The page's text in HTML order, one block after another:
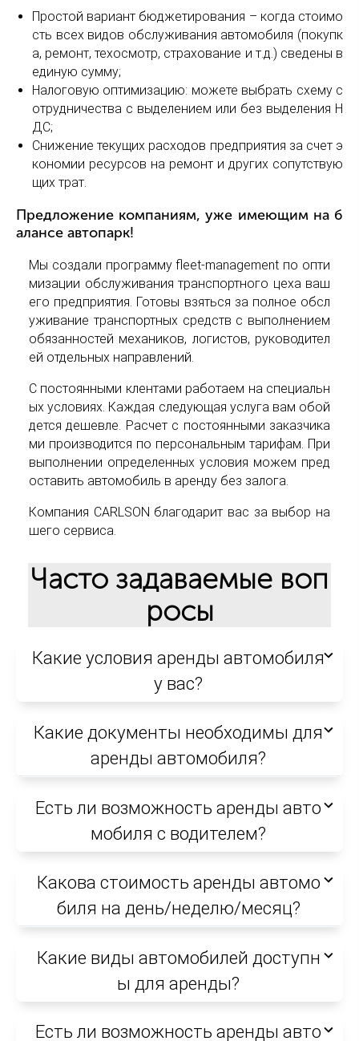
Простой вариант бюджетирования – когда стоимо
сть всех видов обслуживания автомобиля (покупк
а, ремонт, техосмотр, страхование и т.д.) сведены в
единую сумму;
Налоговую оптимизацию: можете выбрать схему с
отрудничества с выделением или без выделения Н
ДС;
Снижение текущих расходов предприятия за счет э
кономии ресурсов на ремонт и других сопутствую
щих трат.
Предложение компаниям, уже имеющим на б
алансе автопарк!
Мы создали программу fleet-management по опти
мизации обслуживания транспортного цеха ваш
его предприятия. Готовы взяться за полное обсл
уживание транспортных средств с выполнением
обязанностей механиков, логистов, руководител
ей отдельных направлений.
С постоянными клентами работаем на специальн
ых условиях. Каждая следующая услуга вам обой
дется дешевле. Расчет с постоянными заказчика
ми производится по персональным тарифам. При
выполнении определенных условия можем пред
оставить автомобиль в аренду без залога.
Компания CARLSON благодарит вас за выбор на
шего сервиса.
Часто задаваемые воп
росы
Какие условия аренды автомобиля
у вас?
Какие документы необходимы для
аренды автомобиля?
Есть ли возможность аренды авто
мобиля с водителем?
Какова стоимость аренды автомо
биля на день/неделю/месяц?
Какие виды автомобилей доступн
ы для аренды?
Есть ли возможность аренды авто